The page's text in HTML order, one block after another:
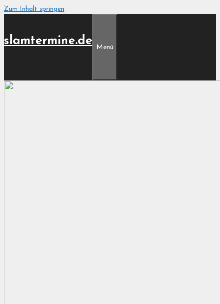
Zum Inhalt springen
slamtermine.de
Menü